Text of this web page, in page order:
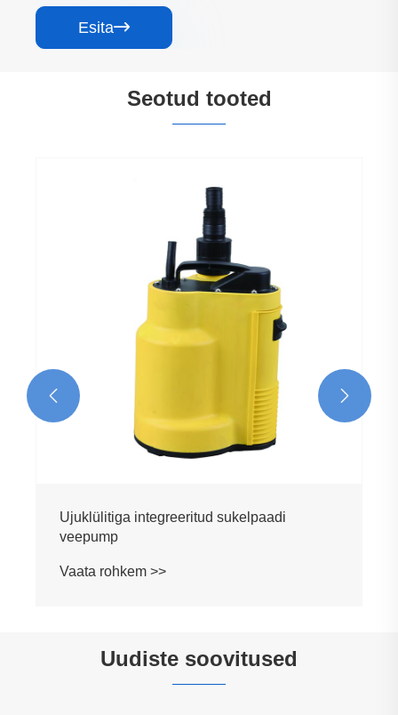
Esita
Seotud tooted
Ujuklülitiga integreeritud sukelpaadi
veepump
Vaata rohkem >>
 
Uudiste soovitused